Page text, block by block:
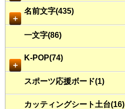
＋
名前文字(435)
一文字(86)
＋
K-POP(74)
スポーツ応援ボード(1)
カッティングシート土台(16)